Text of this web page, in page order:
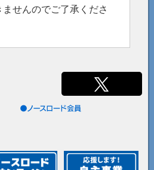
せんのでご了承くださ